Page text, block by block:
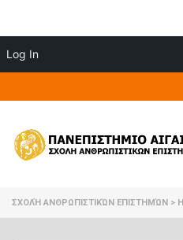
Log In
ΣΧΟΛΉ ΑΝΘΡΩΠΙΣΤΙΚΏΝ ΕΠΙΣΤΗΜΏΝ >